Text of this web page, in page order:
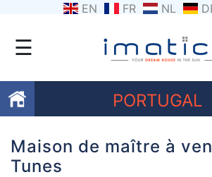
EN FR NL
☰
PORTUGAL
Favoris
Maison de maître à
Tunes